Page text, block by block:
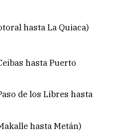
hasta La Quiaca)
hasta Puerto
de los Libres hasta
hasta Metán)